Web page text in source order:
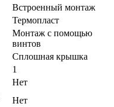
Встроенный монтаж
Термопласт
Монтаж с помощью
винтов
Сплошная крышка
1
Нет
Нет